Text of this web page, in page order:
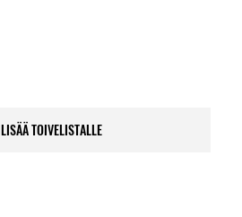
LISÄÄ TOIVELISTALLE